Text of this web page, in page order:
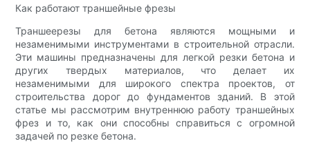
Как работают траншейные фрезы
Траншеерезы для бетона являются мощными и
незаменимыми инструментами в строительной отрасли.
Эти машины предназначены для легкой резки бетона и
других твердых материалов, что делает их
незаменимыми для широкого спектра проектов, от
строительства дорог до фундаментов зданий. В этой
статье мы рассмотрим внутреннюю работу траншейных
фрез и то, как они способны справиться с огромной
задачей по резке бетона.